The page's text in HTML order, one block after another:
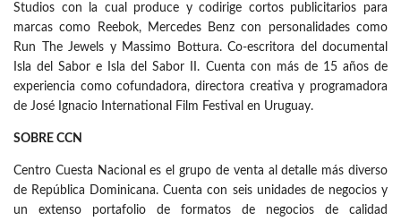
Studios con la cual produce y codirige cortos publicitarios para
marcas como Reebok, Mercedes Benz con personalidades como
Run The Jewels y Massimo Bottura. Co-escritora del documental
Isla del Sabor e Isla del Sabor II. Cuenta con más de 15 años de
experiencia como cofundadora, directora creativa y programadora
de José Ignacio International Film Festival en Uruguay.
SOBRE CCN
Centro Cuesta Nacional es el grupo de venta al detalle más diverso
de República Dominicana. Cuenta con seis unidades de negocios y
un extenso portafolio de formatos de negocios de calidad